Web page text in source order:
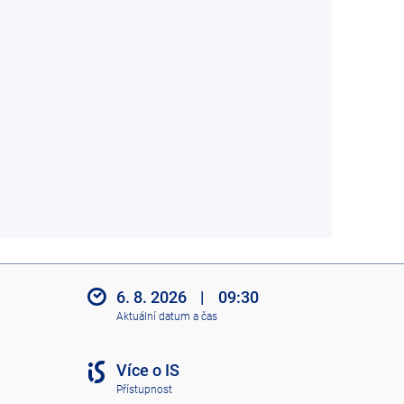
6. 8. 2026 | 09:30
Aktuální datum a čas
Více o IS
Přístupnost